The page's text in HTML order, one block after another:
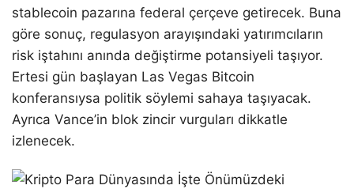
stablecoin pazarına federal çerçeve getirecek. Buna
göre sonuç, regulasyon arayışındaki yatırımcıların
risk iştahını anında değiştirme potansiyeli taşıyor.
Ertesi gün başlayan Las Vegas Bitcoin
konferansıysa politik söylemi sahaya taşıyacak.
Ayrıca Vance’in blok zincir vurguları dikkatle
izlenecek.